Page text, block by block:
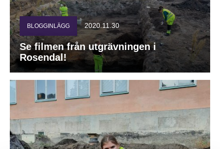
BLOGGINLÄGG 2020.11.30
Se filmen från utgrävningen i
Rosendal!